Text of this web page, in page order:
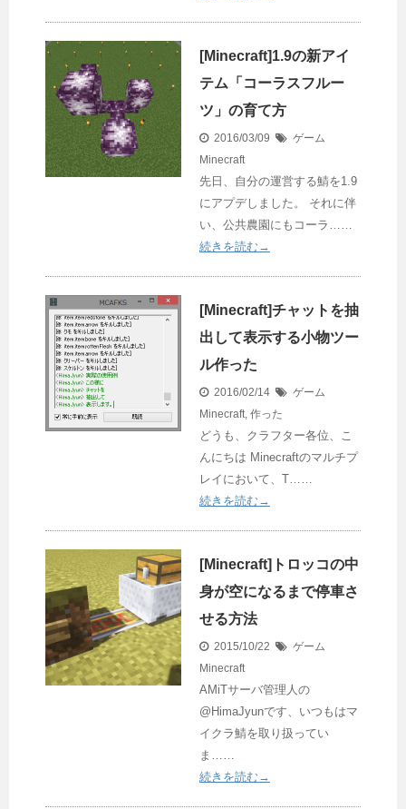
[Minecraft]1.9の新アイ
テム「コーラスフルー
ツ」の育て方
2016/03/09
ゲーム
Minecraft
先日、自分の運営する鯖を1.9
にアプデしました。 それに伴
い、公共農園にもコーラ……
続きを読む→
[Minecraft]チャットを抽
出して表示する小物ツー
ル作った
2016/02/14
ゲーム
Minecraft, 作った
どうも、クラフター各位、こ
んにちは Minecraftのマルチプ
レイにおいて、T……
続きを読む→
[Minecraft]トロッコの中
身が空になるまで停車さ
せる方法
2015/10/22
ゲーム
Minecraft
AMiTサーバ管理人の
@HimaJyunです、いつもはマ
イクラ鯖を取り扱ってい
ま……
続きを読む→